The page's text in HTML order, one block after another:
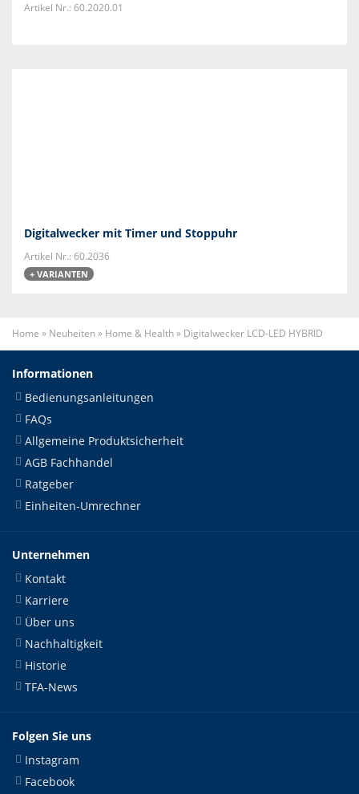
Artikel Nr.: 60.2020.01
Digitalwecker mit Timer und Stoppuhr
Artikel Nr.: 60.2036
+ VARIANTEN
Home » Neuheiten» Home & Health» Digitalwecker LCD-LED HYBRID
Informationen
Bedienungsanleitungen
FAQs
Allgemeine Produktsicherheit
AGB Fachhandel
Ratgeber
Einheiten-Umrechner
Unternehmen
Kontakt
Karriere
Über uns
Nachhaltigkeit
Historie
TFA-News
Folgen Sie uns
Instagram
Facebook